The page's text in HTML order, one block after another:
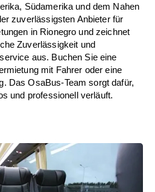
Südamerika und dem Nahen
zuverlässigsten Anbieter für
in Rionegro und zeichnet
Zuverlässigkeit und
aus. Buchen Sie eine
mit Fahrer oder eine
Das OsaBus-Team sorgt dafür,
und professionell verläuft.